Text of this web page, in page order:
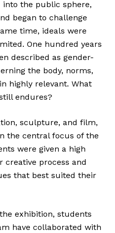
into the public sphere,
began to challenge
time, ideals were
One hundred years
described as gender-
the body, norms,
highly relevant. What
endures?
sculpture, and film,
the central focus of the
were given a high
creative process and
that best suited their
exhibition, students
have collaborated with